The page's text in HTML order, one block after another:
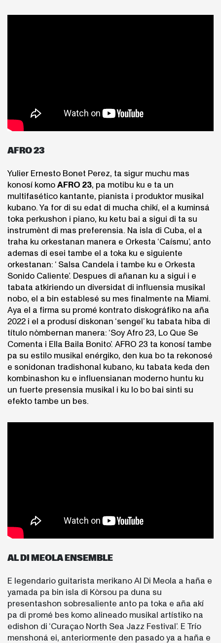
AFRO 23
Yulier Ernesto Bonet Perez, ta sigur muchu mas
konosí komoAFRO 23, pa motibu ku e ta un
multifasético kantante, pianista i produktor musikal
kubano. Ya for di su edat di mucha chikí, el a kuminsá
toka perkushon i piano, ku ketu bai a sigui di ta su
instrumènt di mas preferensia. Na isla di Cuba, el a
traha ku orkestanan manera e Orkesta ‘Caísmu’, anto
ademas di esei tambe el a toka ku e siguiente
orkestanan: ‘ Salsa Candela i tambe ku e Orkesta
Sonido Caliente’. Despues di añanan ku a sigui i e
tabata atkiriendo un diversidat di influensia musikal
nobo, el a bin establesé su mes finalmente na Miami.
Aya el a firma su promé kontrato diskográfiko na aña
2022 i el a produsí diskonan ‘sengel’ ku tabata hiba di
título nòmbernan manera: ‘Soy Afro 23, Lo Que Se
Comenta i Ella Baila Bonito’. AFRO 23 ta konosí tambe
pa su estilo musikal enérgiko, den kua bo ta rekonosé
e sonidonan tradishonal kubano, ku tabata keda den
kombinashon ku e influensianan moderno huntu ku
un fuerte presensia musikal i ku lo bo bai sinti su
efekto tambe un bes.
AL DI MEOLA ENSEMBLE
E legendario guitarista merikano Al Di Meola a haña e
yamada pa bin isla di Kòrsou pa duna su
presentashon sobresaliente anto pa toka e aña akí
pa di promé bes komo alineado musikal artístiko na
edishon di ‘Curaçao North Sea Jazz Festival’. E Trío
menshoná ei, anteriormente den pasado ya a haña e